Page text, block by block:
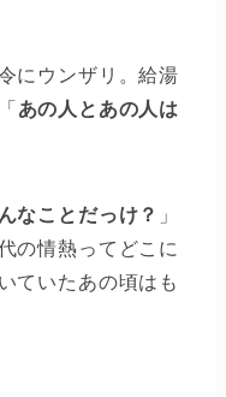
にウンザリ。給湯
あの人とあの人は
なことだっけ？ 」
の情熱ってどこに
ていたあの頃はも